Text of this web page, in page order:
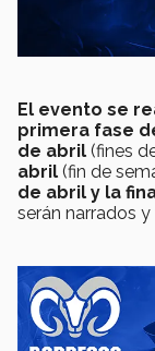
El evento se
primera fase
de abril (fines
abril (fin de
de abril y la
serán narrados